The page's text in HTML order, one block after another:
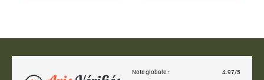
Note globale : 4.97/5